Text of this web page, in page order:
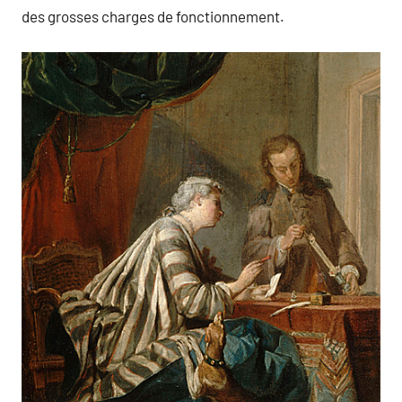
des grosses charges de fonctionnement.